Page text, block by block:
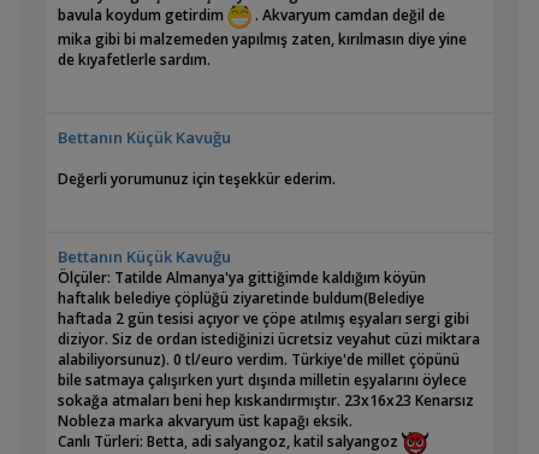
All In One kullanıyorum memnunum. Her su değişiminde de
Excel veriyorum bi daha vermiyorum.
Tasarım ve Dekorasyon: Frodo Stone ve Flame Wood
İlk Gün:
1 Hafta Sonra:
bavula koydum getirdim
. Akvaryum camdan değil de
mika gibi bi malzemeden yapılmış zaten, kırılmasın diye yine
de kıyafetlerle sardım.
Bettanın Küçük Kavuğu
Değerli yorumunuz için teşekkür ederim.
Bettanın Küçük Kavuğu
Ölçüler: Tatilde Almanya'ya gittiğimde kaldığım köyün
haftalık belediye çöplüğü ziyaretinde buldum(Belediye
haftada 2 gün tesisi açıyor ve çöpe atılmış eşyaları sergi gibi
diziyor. Siz de ordan istediğinizi ücretsiz veyahut cüzi miktara
alabiliyorsunuz). 0 tl/euro verdim. Türkiye'de millet çöpünü
bile satmaya çalışırken yurt dışında milletin eşyalarını öylece
sokağa atmaları beni hep kıskandırmıştır. 23x16x23 Kenarsız
Nobleza marka akvaryum üst kapağı eksik.
Canlı Türleri: Betta, adi salyangoz, katil salyangoz